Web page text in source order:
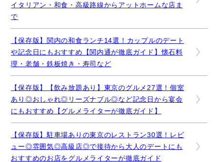
イタリアン・和食・高級路線からアットホームな店ま
で
【保存版】関内の和食ランチ14選！カップルのデート
や記念日にもおすすめ【関内通が徹底ガイド】懐石料
理・老舗・鉄板焼き・寿司など
【保存版】【飲み放題あり】東京のグルメ27選！個室
あり◎おしゃれ◎リーズナブル◎など記念日から宴会
にもおすすめ【グルメライターが徹底ガイド】
【保存版】駐車場ありの東京のレストラン30選！レビ
ュー◎雰囲気◎高級店◎で接待から大人のデートにも
おすすめのお店をグルメライターが徹底ガイド